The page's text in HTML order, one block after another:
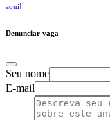
aqui!
Denunciar vaga
Seu nome
E-mail